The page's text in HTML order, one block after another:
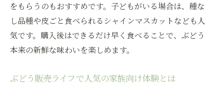
をもらうのもおすすめです。子どもがいる場合は、種な
し品種や皮ごと食べられるシャインマスカットなども人
気です。購入後はできるだけ早く食べることで、ぶどう
本来の新鮮な味わいを楽しめます。
ぶどう販売ライフで人気の家族向け体験とは